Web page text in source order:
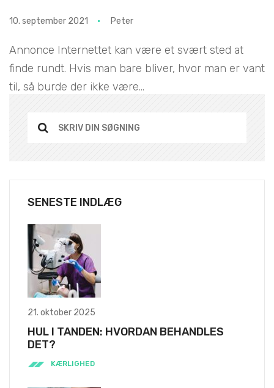
10. september 2021 Peter
Annonce Internettet kan være et svært sted at
finde rundt. Hvis man bare bliver, hvor man er vant
til, så burde der ikke være...
SENESTE INDLÆG
21. oktober 2025
HUL I TANDEN: HVORDAN BEHANDLES
DET?
KÆRLIGHED